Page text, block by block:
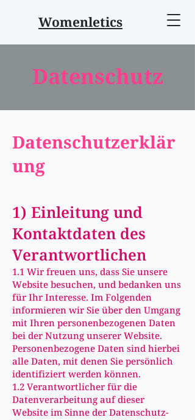
Womenletics
Datenschutz
Datenschutzerklär
ung
1) Einleitung und
Kontaktdaten des
Verantwortlichen
1.1 Wir freuen uns, dass Sie unsere
Website besuchen, und bedanken uns
für Ihr Interesse. Im Folgenden
informieren wir Sie über den Umgang
mit Ihren personenbezogenen Daten
bei der Nutzung unserer Website.
Personenbezogene Daten sind hierbei
alle Daten, mit denen Sie persönlich
identifiziert werden können.
1.2 Verantwortlicher für die
Datenverarbeitung auf dieser
Website im Sinne der Datenschutz-